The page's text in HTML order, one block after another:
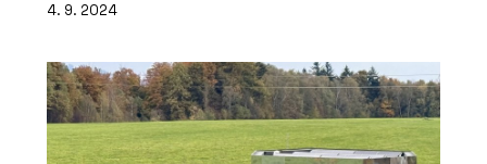
4. 9. 2024